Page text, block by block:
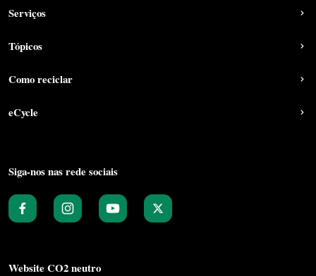
Serviços
Tópicos
Como reciclar
eCycle
Siga-nos nas rede sociais
Website CO2 neutro